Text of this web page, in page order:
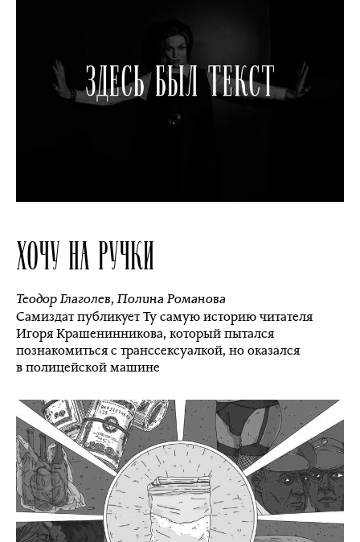
ХОЧУ НА РУЧКИ
Теодор Глаголев,Полина Романова
Самиздат публикует Ту самую историю читателя
Игоря Крашенинникова, который пытался
познакомиться с транссексуалкой, но оказался
в полицейской машине